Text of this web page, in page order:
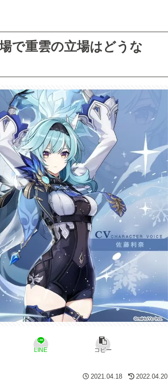
で重雲の立場はどうな
LINE コピー
2021.04.18 2022.04.20